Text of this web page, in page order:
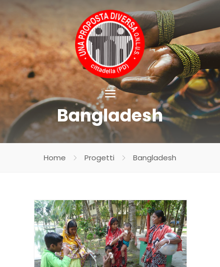
Bangladesh
Home Progetti Bangladesh